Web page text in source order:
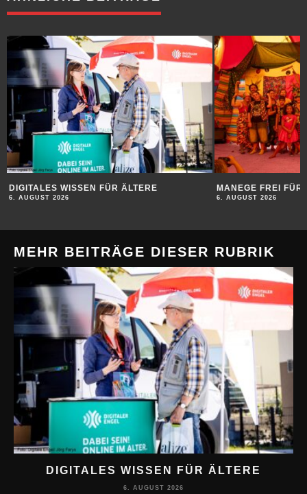
DIGITALES WISSEN FÜR ÄLTERE
6. AUGUST 2026
MANEGE FREI FÜR
6. AUGUST 2026
MEHR BEITRÄGE DIESER RUBRIK
DIGITALES WISSEN FÜR ÄLTERE
6. AUGUST 2026